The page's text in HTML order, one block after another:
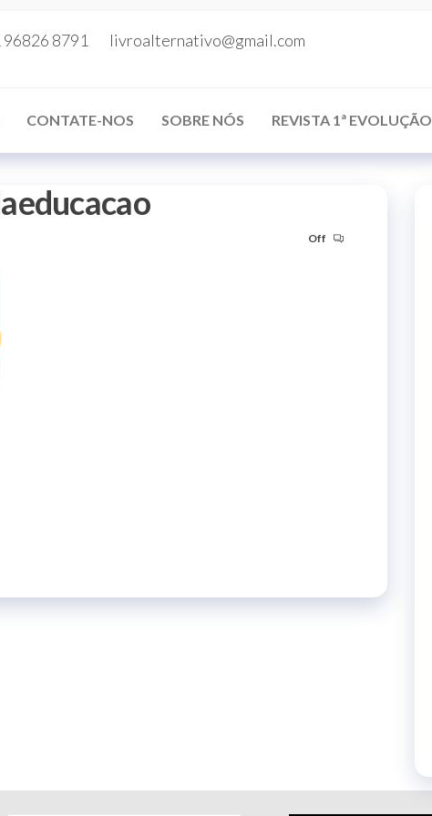
96826 8791 livroalternativo@gmail.com
CONTATE-NOS SOBRE NÓS REVISTA 1ª EVOLUÇÃO
Off